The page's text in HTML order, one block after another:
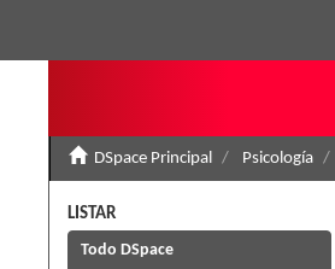
DSpace Principal Psicología
LISTAR
Todo DSpace